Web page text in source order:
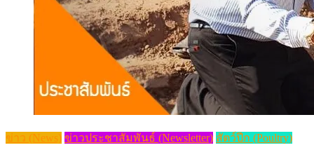
ข่าว (News) ข่าวประชาสัมพันธ์ (Newsletter) สัตว์ปีก (Poultry)